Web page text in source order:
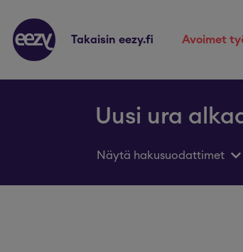
takaisin eezy.fi avoimet
Uusi ura
Näytä hakusuodattimet